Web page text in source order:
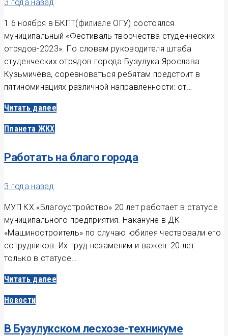
3 года назад
1 6 ноября в БКПТ(филиале ОГУ) состоялся
муниципальный «Фестиваль творчества студенческих
отрядов-2023». По словам руководителя штаба
студенческих отрядов города Бузулука Ярослава
Кузьмичёва, соревноваться ребятам предстоит в
пятиноминациях различной направленности: от…
Читать далее
Планета ЖКХ
Работать на благо города
3 года назад
МУП КХ «Благоустройство» 20 лет работает в статусе
муниципального предприятия. Накануне в ДК
«Машиностроитель» по случаю юбилея чествовали его
сотрудников. Их труд незаменим и важен: 20 лет
только в статусе…
Читать далее
Новости
В Бузулукском лесхозе-техникуме